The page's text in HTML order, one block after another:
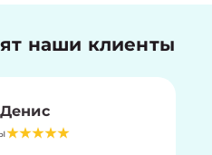
наши клиенты